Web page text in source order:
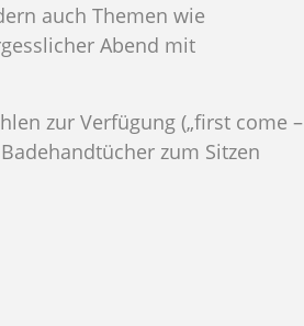
auch Themen wie
Abend mit
zur Verfügung („first come –
zum Sitzen